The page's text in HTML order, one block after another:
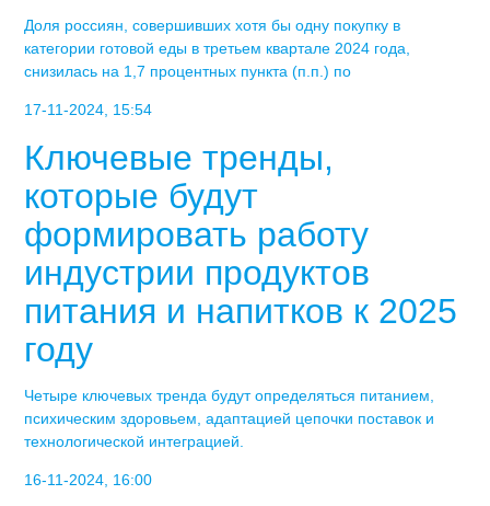
Доля россиян, совершивших хотя бы одну покупку в
категории готовой еды в третьем квартале 2024 года,
снизилась на 1,7 процентных пункта (п.п.) по
17-11-2024, 15:54
Ключевые тренды,
которые будут
формировать работу
индустрии продуктов
питания и напитков к 2025
году
Четыре ключевых тренда будут определяться питанием,
психическим здоровьем, адаптацией цепочки поставок и
технологической интеграцией.
16-11-2024, 16:00